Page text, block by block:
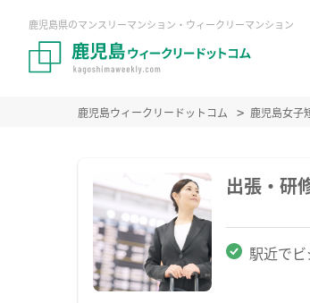
鹿児島県のマンスリーマンション・ウィークリーマンション
鹿児島ウィークリードットコム 鹿児島女子
出張・研
駅近で